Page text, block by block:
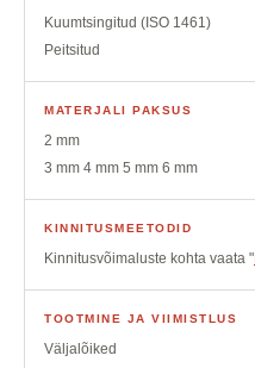
Kuumtsingitud (ISO 1461)
Peitsitud
MATERJALI PAKSUS
2 mm
3 mm 4 mm 5 mm 6 mm
KINNITUSMEETODID
Kinnitusvõimaluste kohta vaata "
TOOTMINE JA VIIMISTLUS
Väljalõiked